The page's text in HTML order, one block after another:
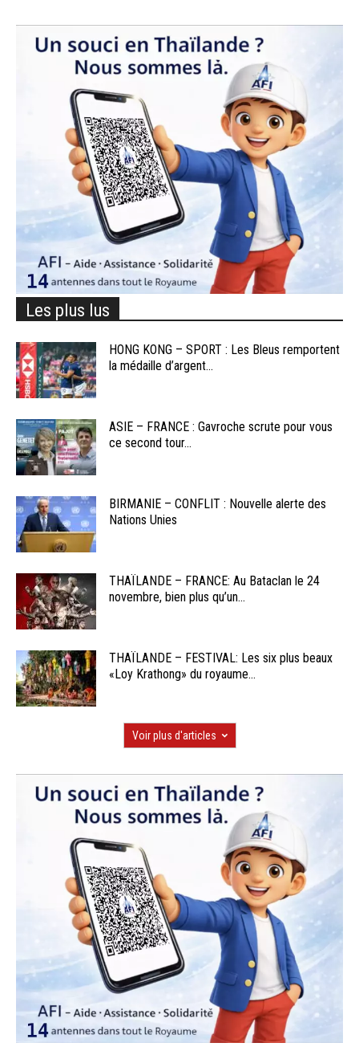
Les plus lus
HONG KONG – SPORT : Les Bleus remportent
la médaille d’argent...
ASIE – FRANCE : Gavroche scrute pour vous
ce second tour...
BIRMANIE – CONFLIT : Nouvelle alerte des
Nations Unies
THAÏLANDE – FRANCE: Au Bataclan le 24
novembre, bien plus qu’un...
THAÏLANDE – FESTIVAL: Les six plus beaux
«Loy Krathong» du royaume...
Voir plus d'articles